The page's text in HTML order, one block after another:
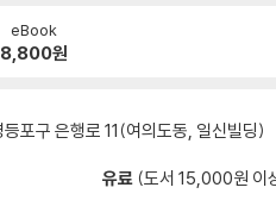
eBook
8,800원
포구 은행로 11(여의도동, 일신빌딩)
유료 (도서 15,000원 이